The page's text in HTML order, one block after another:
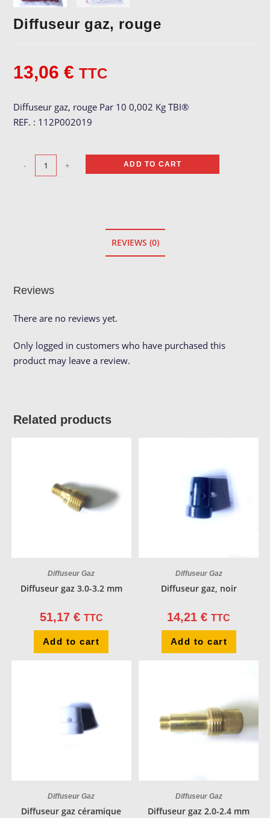
Diffuseur gaz, rouge
13,06€ TTC
Diffuseur gaz, rouge Par 10 0,002 Kg TBI®
REF. : 112P002019
Diffuseur
- + ADD TO CART
REVIEWS (0)
Reviews
There are no reviews yet.
Only logged in customers who have purchased this
product may leave a review.
Related products
Diffuseur Gaz
Diffuseur gaz 3.0-3.2 mm
51,17 € TTC
Add to cart
Diffuseur Gaz
Diffuseur gaz, noir
14,21€ TTC
Add to cart
Diffuseur Gaz
Diffuseur gaz céramique
Diffuseur Gaz
Diffuseur gaz 2.0-2.4 mm